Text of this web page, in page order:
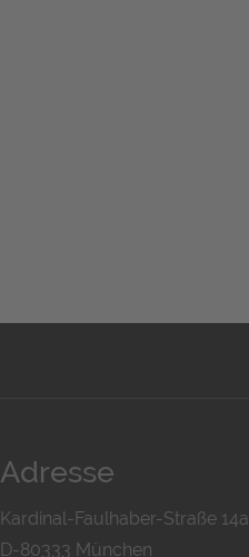
Adresse
Kardinal-Faulhaber-Straße 14a
D-80333 München